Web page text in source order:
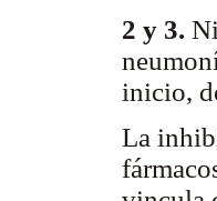
2 y 3.
inicio,
La